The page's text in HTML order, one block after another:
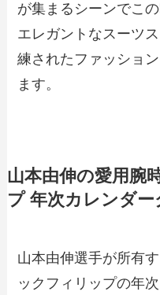
が集まるシーンでこ
エレガントなスーツ
練されたファッショ
ます。
山本由伸の愛用腕
プ 年次カレンダ
山本由伸選手が所有
ックフィリップの年